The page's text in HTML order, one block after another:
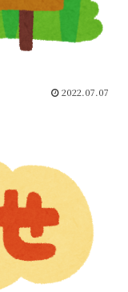
2022.07.07